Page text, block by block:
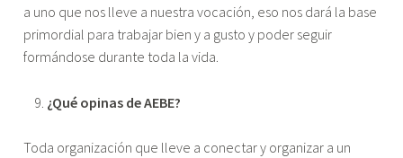
a uno que nos lleve a nuestra vocación, eso nos dará la base
primordial para trabajar bien y a gusto y poder seguir
formándose durante toda la vida.
¿Qué opinas de AEBE?
Toda organización que lleve a conectar y organizar a un